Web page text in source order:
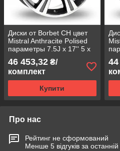
Диски от Borbet CH цвет
Mistral Anthracite Polised
параметры 7.5J x 17'' 5 x
118 ET 45
46 453,32 ₴/
комплект
Купити
Про нас
Рейтинг не сформований
Менше 5 відгуків за останній